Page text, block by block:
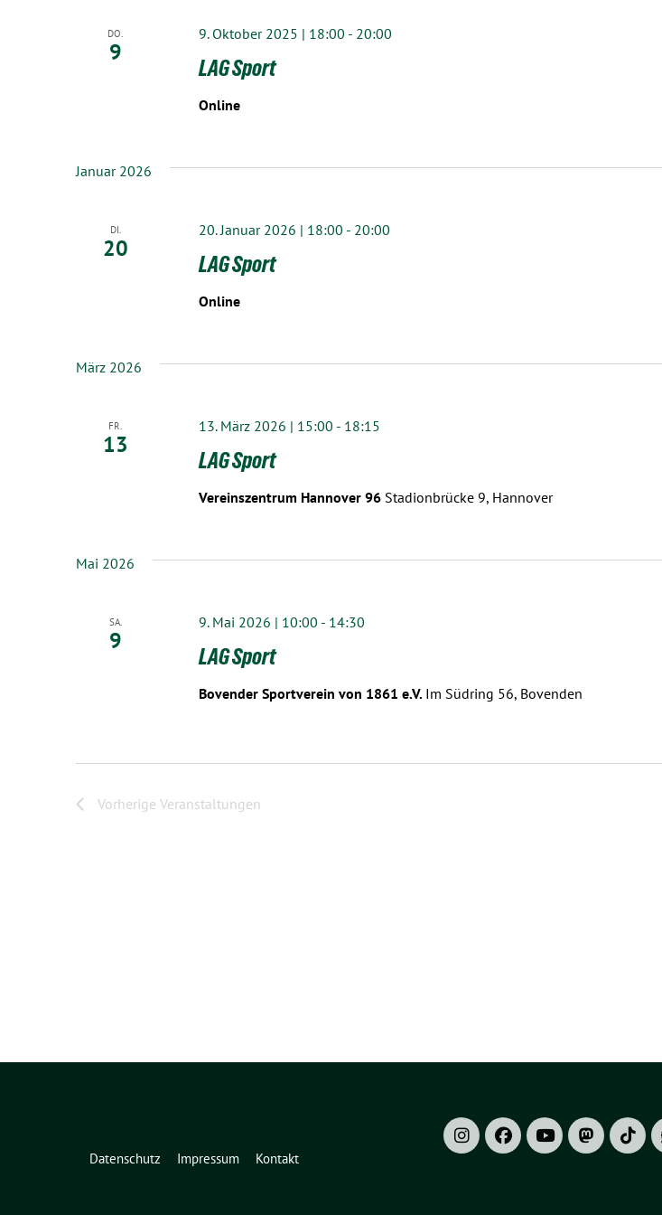
DO.
9
9. Oktober 2025 | 18:00 - 20:00
LAG Sport
Online
Januar 2026
DI.
20
20. Januar 2026 | 18:00 - 20:00
LAG Sport
Online
März 2026
FR.
13
13. März 2026 | 15:00 - 18:15
LAG Sport
Vereinszentrum Hannover 96 Stadionbrücke 9, Hannover
Mai 2026
SA.
9
9. Mai 2026 | 10:00 - 14:30
LAG Sport
Bovender Sportverein von 1861 e.V. Im Südring 56, Bovenden
Vorherige Veranstaltungen
Datenschutz Impressum Kontakt